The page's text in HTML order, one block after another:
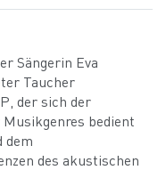
Sängerin Eva
Taucher
der sich der
bedient
dem
des akustischen